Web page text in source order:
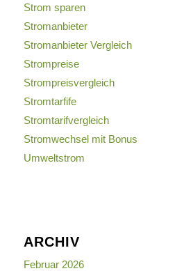
Strom sparen
Stromanbieter
Stromanbieter Vergleich
Strompreise
Strompreisvergleich
Stromtarfife
Stromtarifvergleich
Stromwechsel mit Bonus
Umweltstrom
ARCHIV
Februar 2026